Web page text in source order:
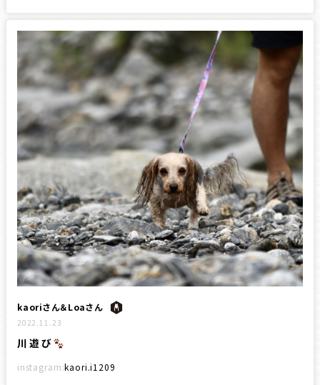
kaoriさん＆Loaさん
2022.11.23
川遊び
instagram:kaori.i1209